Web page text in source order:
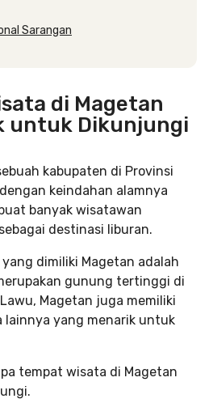
Sarangan
di Magetan
untuk Dikunjungi
kabupaten di Provinsi
keindahan alamnya
banyak wisatawan
destinasi liburan.
dimiliki Magetan adalah
gunung tertinggi di
Magetan juga memiliki
lainnya yang menarik untuk
tempat wisata di Magetan